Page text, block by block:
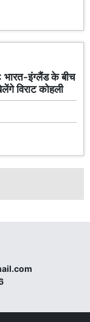
इंग्लैंड के बीच
विराट कोहली